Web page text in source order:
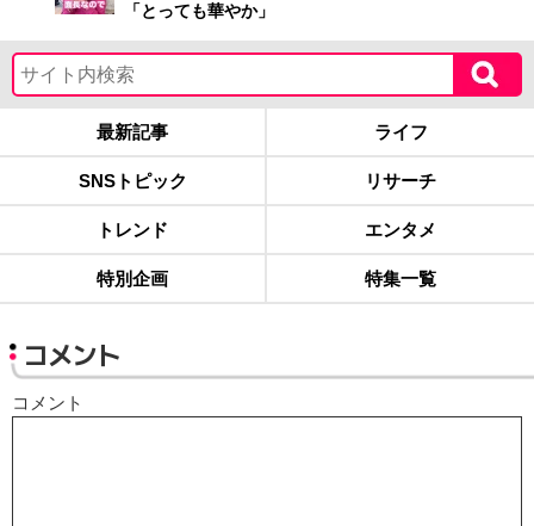
「とっても華やか」
最新記事 ライフ
SNSトピック リサーチ
トレンド エンタメ
特別企画 特集一覧
コメント
コメント